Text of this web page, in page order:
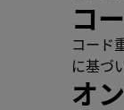
コ
コード
に基づ
オ